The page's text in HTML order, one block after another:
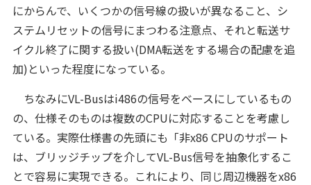
にからんで、いくつかの信号線の扱いが異なること、シ
ステムリセットの信号にまつわる注意点、それと転送サ
イクル終了に関する扱い(DMA転送をする場合の配慮を追
加)といった程度になっている。
ちなみにVL-Busはi486の信号をベースにしているもの
の、仕様そのものは複数のCPUに対応することを考慮し
ている。実際仕様書の先頭にも「非x86 CPUのサポート
は、ブリッジチップを介してVL-Bus信号を抽象化するこ
とで容易に実現できる。これにより、同じ周辺機器をx86